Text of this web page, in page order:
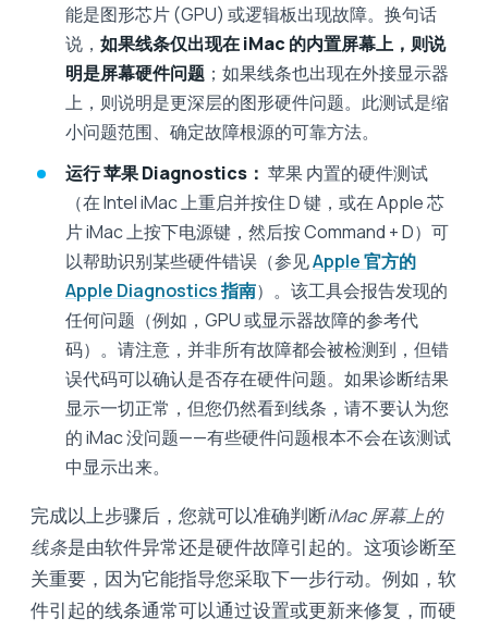
能是图形芯片 (GPU) 或逻辑板出现故障。换句话
说， 如果线条仅出现在 iMac 的内置屏幕上，则说
明是屏幕硬件问题 ；如果线条也出现在外接显示器
上，则说明是更深层的图形硬件问题。此测试是缩
小问题范围、确定故障根源的可靠方法。
运行 苹果 Diagnostics： 苹果 内置的硬件测试
（在 Intel iMac 上重启并按住 D 键，或在 Apple 芯
片 iMac 上按下电源键，然后按 Command + D）可
以帮助识别某些硬件错误（参见Apple 官方的
Apple Diagnostics 指南）。该工具会报告发现的
任何问题（例如，GPU 或显示器故障的参考代
码）。请注意，并非所有故障都会被检测到，但错
误代码可以确认是否存在硬件问题。如果诊断结果
显示一切正常，但您仍然看到线条，请不要认为您
的 iMac 没问题——有些硬件问题根本不会在该测试
中显示出来。
完成以上步骤后，您就可以准确判断iMac 屏幕上的
线条是由软件异常还是硬件故障引起的。这项诊断至
关重要，因为它能指导您采取下一步行动。例如，软
件引起的线条通常可以通过设置或更新来修复，而硬